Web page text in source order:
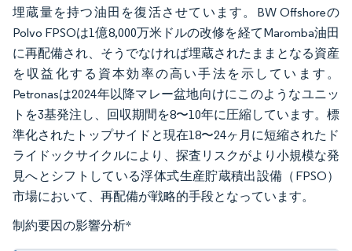
埋蔵量を持つ油田を復活させています。BW Offshoreの
Polvo FPSOは1億8,000万米ドルの改修を経てMaromba油田
に再配備され、そうでなければ埋蔵されたままとなる資産
を収益化する資本効率の高い手法を示しています。
Petronasは2024年以降マレー盆地向けにこのようなユニッ
トを3基発注し、回収期間を8〜10年に圧縮しています。標
準化されたトップサイドと現在18〜24ヶ月に短縮されたド
ライドックサイクルにより、探査リスクがより小規模な発
見へとシフトしている浮体式生産貯蔵積出設備（FPSO）
市場において、再配備が戦略的手段となっています。
制約要因の影響分析*